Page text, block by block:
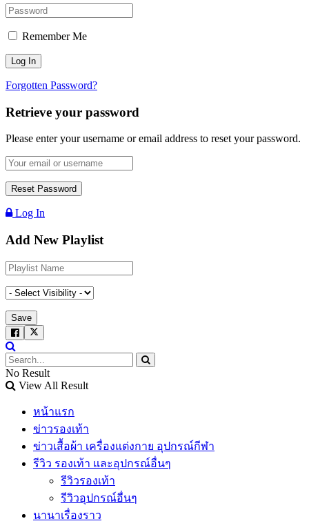
Remember Me
Forgotten Password?
Retrieve your password
Please enter your username or email address to reset your password.
Log In
Add New Playlist
No Result
View All Result
หน้าแรก
ข่าวรองเท้า
ข่าวเสื้อผ้า เครื่องแต่งกาย อุปกรณ์กีฬา
รีวิว รองเท้า และอุปกรณ์อื่นๆ
รีวิวรองเท้า
รีวิวอุปกรณ์อื่นๆ
นานาเรื่องราว